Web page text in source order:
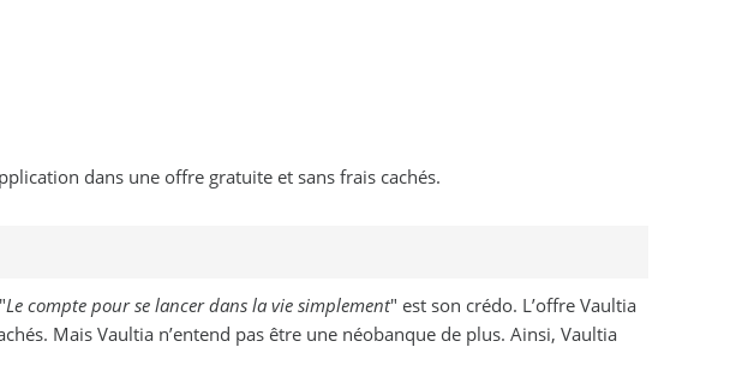
dans une offre gratuite et sans frais cachés.
Le compte pour se lancer dans la vie simplement" est son crédo. L’offre Vaultia
Mais Vaultia n’entend pas être une néobanque de plus. Ainsi, Vaultia